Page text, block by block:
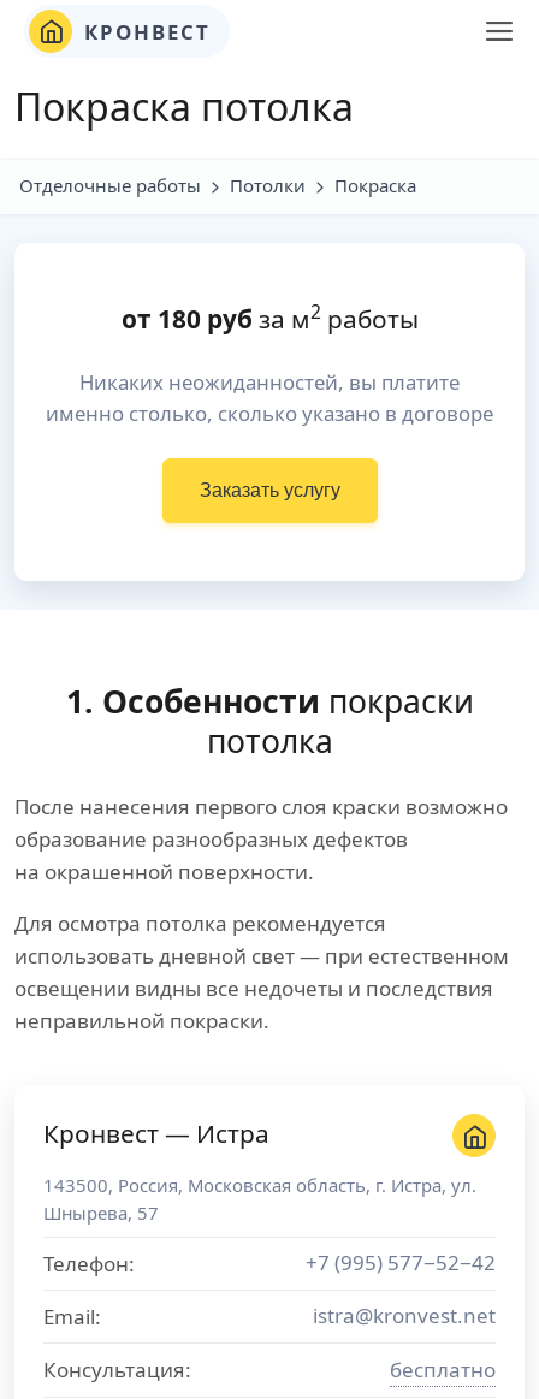
КРОНВЕСТ
Покраска потолка
Отделочные работы Потолки Покраска
от 180руб за м2работы
Никаких неожиданностей, вы платите
именно столько, сколько указано в договоре
Заказать услугу
1. Особенности покраски
потолка
После нанесения первого слоя краски возможно
образование разнообразных дефектов
на окрашенной поверхности.
Для осмотра потолка рекомендуется
использовать дневной свет — при естественном
освещении видны все недочеты и последствия
неправильной покраски.
Кронвест — Истра
143500, Россия, Московская область, г. Истра, ул.
Шнырева, 57
Телефон:
+7 (995) 577−52−42
Email:
istra@kronvest.net
Консультация:
бесплатно